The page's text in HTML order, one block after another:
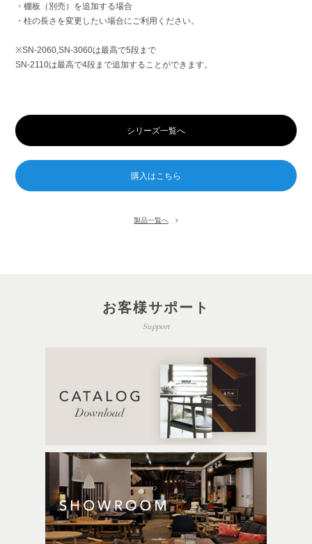
・棚板（別売）を追加する場合
・柱の長さを変更したい場合にご利用ください。
※SN-2060,SN-3060は最高で5段まで
SN-2110は最高で4段まで追加することができます。
シリーズ一覧へ
製品一覧へ
お客様サポート
Support